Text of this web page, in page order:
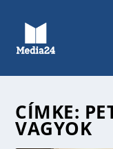
CÍMKE:
VAGYOK